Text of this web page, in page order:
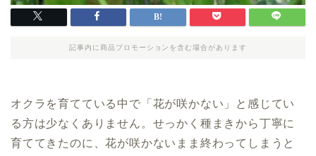
記事内に商品プロモーションを含む場合があります
オクラを育てている中で「花が咲かない」と感じてい
る方は少なくありません。せっかく種まきから丁寧に
育ててきたのに、花が咲かないまま終わってしまうと